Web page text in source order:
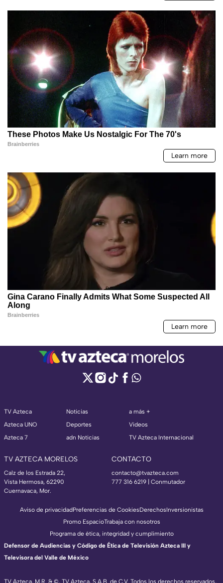
TV Azteca
Azteca UNO
Azteca 7
Noticias
Deportes
adn Noticias
a más +
Videos
TV Azteca Internacional
TV AZTECA MORELOS
Calz de los Estrada 22,
Vista Hermosa, 62290
Cuernavaca, Mor.
CONTACTO
contacto@tvazteca.com
777 316 6219 | Conmutador
TV Azteca, M.R. & ©, TV Azteca, S.A.B. de C.V. Todos los derechos reservados,
Aviso de privacidadPreferencias de CookiesDerechosInversionistas
Promo EspacioTrabaja con nosotros
Programa de ética, integridad y cumplimiento
Defensor de Audiencias y Código de Ética de Televisión Azteca III y
Televisora del Valle de México